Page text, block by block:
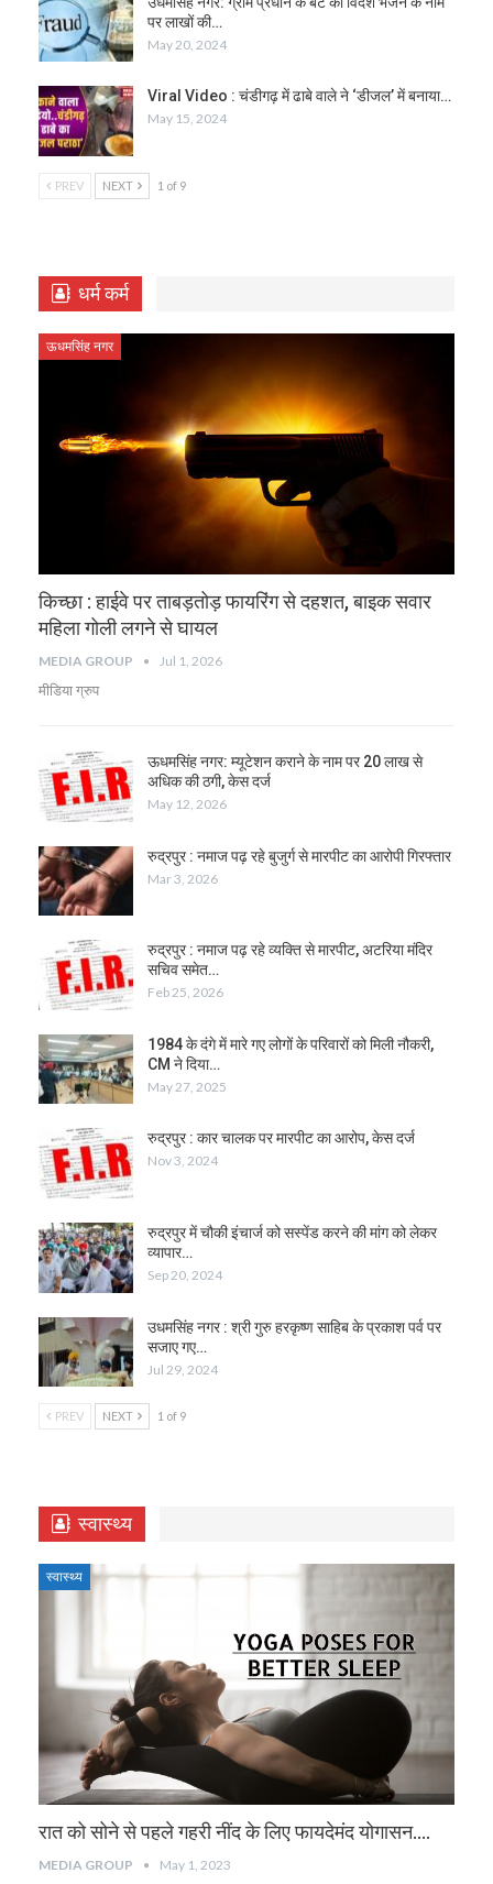
पर लाखों की…
May 20, 2024
Viral Video : चंडीगढ़ में ढाबे वाले ने ‘डीजल’ में बनाया…
May 15, 2024
PREV NEXT 1 of 9
धर्म कर्म
ऊधमसिंह नगर
किच्छा : हाईवे पर ताबड़तोड़ फायरिंग से दहशत, बाइक सवार
महिला गोली लगने से घायल
MEDIA GROUP Jul 1, 2026
मीडिया ग्रुप
ऊधमसिंह नगर: म्यूटेशन कराने के नाम पर 20 लाख से
अधिक की ठगी, केस दर्ज
May 12, 2026
रुद्रपुर : नमाज पढ़ रहे बुजुर्ग से मारपीट का आरोपी गिरफ्तार
Mar 3, 2026
रुद्रपुर : नमाज पढ़ रहे व्यक्ति से मारपीट, अटरिया मंदिर
सचिव समेत…
Feb 25, 2026
1984 के दंगे में मारे गए लोगों के परिवारों को मिली नौकरी,
CM ने दिया…
May 27, 2025
रुद्रपुर : कार चालक पर मारपीट का आरोप, केस दर्ज
Nov 3, 2024
रुद्रपुर में चौकी इंचार्ज को सस्पेंड करने की मांग को लेकर
व्यापार…
Sep 20, 2024
उधमसिंह नगर : श्री गुरु हरकृष्ण साहिब के प्रकाश पर्व पर
सजाए गए…
Jul 29, 2024
PREV NEXT 1 of 9
स्वास्थ्य
स्वास्थ्य
रात को सोने से पहले गहरी नींद के लिए फायदेमंद योगासन….
MEDIA GROUP May 1, 2023